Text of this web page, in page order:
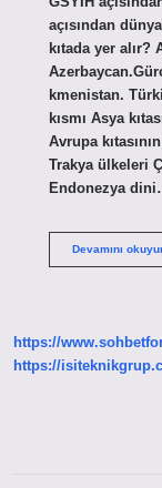
açısından
kıtada yer
kmenistan.
kısmı Asya
Avrupa
Trakya ülkeleri
Endonezya
Devamını
https://
https://